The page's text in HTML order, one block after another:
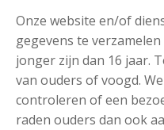
Onze website en/of
gegevens te
jonger zijn dan 16 jaar.
van ouders of voogd.
controleren of een
raden ouders dan ook